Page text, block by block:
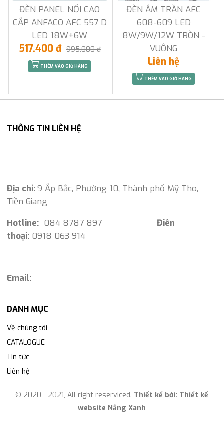
ĐÈN PANEL NỔI CAO
CẤP ANFACO AFC 557 D
LED 18W+6W
517.400 đ 995.000 đ
THÊM VÀO GIỎ HÀNG
ĐÈN ÂM TRẦN AFC
608-609 LED
8W/9W/12W TRÒN -
VUÔNG
Liên hệ
THÊM VÀO GIỎ HÀNG
THÔNG TIN LIÊN HỆ
Địa chỉ:9 Ấp Bắc, Phường 10, Thành phố Mỹ Tho,
Tiền Giang
Hotline: 084 8787 897 Điên
thoại: 0918 063 914
Email:
DANH MỤC
Về chúng tôi
CATALOGUE
Tin tức
Liên hệ
© 2020 - 2021, All right reserviced. Thiết kế bởi: Thiết kế
website Nắng Xanh